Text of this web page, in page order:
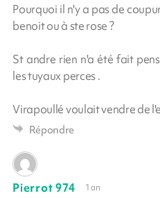
Pourquoi il n'y a pas de
benoit ou à ste rose ?
St andre rien n'a été fait
les tuyaux perces .
Virapoullé voulait vendre de
Répondre
Pierrot 974 1 an